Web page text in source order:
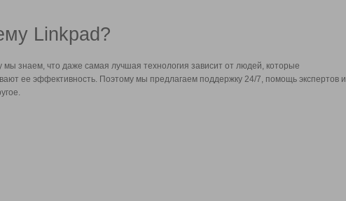
Linkpad?
мы знаем, что даже самая лучшая технология зависит от людей, которые
ее эффективность. Поэтому мы предлагаем поддержку 24/7, помощь экспертов и